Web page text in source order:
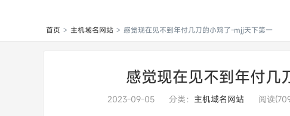
首页 > 主机域名网站 > 感觉现在见不到年付几刀的小鸡了-mjj天下第一
感觉现在见不到年付
2023-09-05 分类： 主机域名网站 阅读